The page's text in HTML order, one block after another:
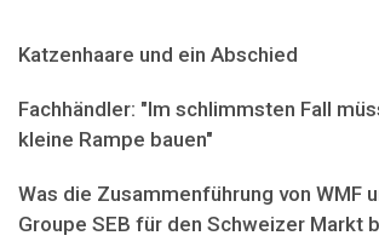
Katzenhaare und ein Abschied
Fachhändler: "Im schlimmsten Fall
kleine Rampe bauen"
Was die Zusammenführung von WMF
Groupe SEB für den Schweizer Markt